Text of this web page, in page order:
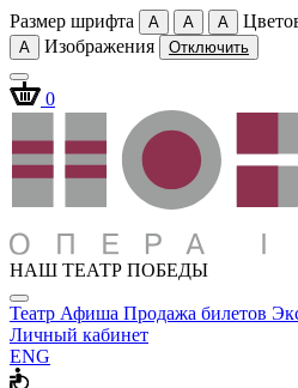
Размер шрифта A A A
A
Изображения Отключить
0
НАШ ТЕАТР ПОБЕДЫ
Театр Афиша Продажа билетов
Личный кабинет
ENG